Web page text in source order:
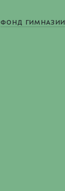
ФОНД ГИМНАЗИИ